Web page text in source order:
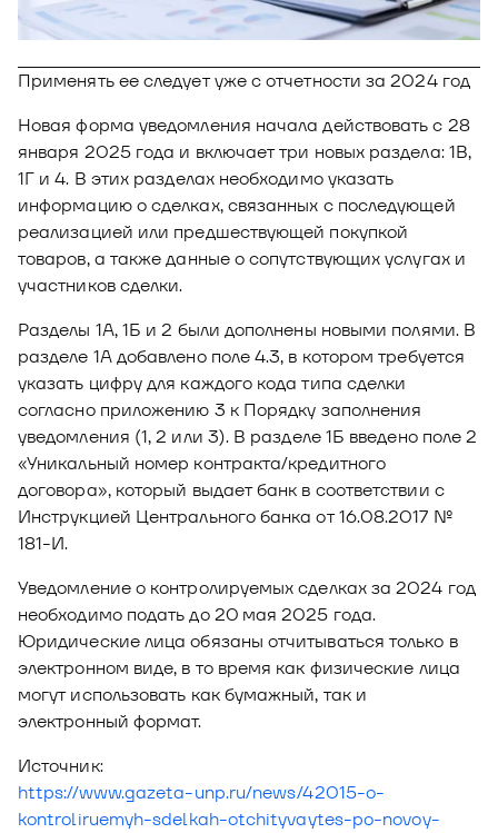
Новости
Блог
Документы
Юнион - решение для автоматизации
рекрутмента
О решении
Кейсы клиентов
Калькулятор выгоды
Новости и публикации
Пилотный проект
Документы
Оазис - платформа для автоматизации
управления рисками
Применять ее следует уже с отчетности за 2024 год
Новая форма уведомления начала действовать с 28
января 2025 года и включает три новых раздела: 1В,
1Г и 4. В этих разделах необходимо указать
информацию о сделках, связанных с последующей
реализацией или предшествующей покупкой
товаров, а также данные о сопутствующих услугах и
участников сделки.
Разделы 1А, 1Б и 2 были дополнены новыми полями. В
разделе 1А добавлено поле 4.3, в котором требуется
указать цифру для каждого кода типа сделки
согласно приложению 3 к Порядку заполнения
уведомления (1, 2 или 3). В разделе 1Б введено поле 2
«Уникальный номер контракта/кредитного
договора», который выдает банк в соответствии с
Инструкцией Центрального банка от 16.08.2017 №
181-И.
Уведомление о контролируемых сделках за 2024 год
необходимо подать до 20 мая 2025 года.
Юридические лица обязаны отчитываться только в
электронном виде, в то время как физические лица
могут использовать как бумажный, так и
электронный формат.
Источник:
https://www.gazeta-unp.ru/news/42015-o-
kontroliruemyh-sdelkah-otchityvaytes-po-novoy-